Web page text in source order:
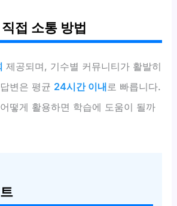
접 소통 방법
제공되며, 기수별 커뮤니티가 활발히
변은 평균 24시간 이내로 빠릅니다.
떻게 활용하면 학습에 도움이 될까